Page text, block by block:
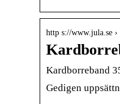
http s://www.jula.se ›
Kardborreband
Gedigen